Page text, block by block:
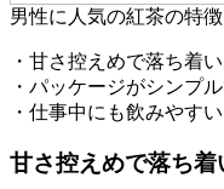
男性に人気の紅茶の特
・甘さ控えめで落ち着
・パッケージがシンプ
・仕事中にも飲みやすい
甘さ控えめで落ち着